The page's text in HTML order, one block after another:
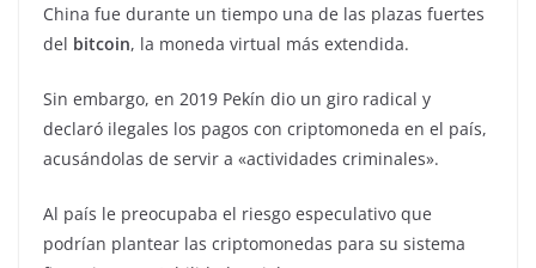
China fue durante un tiempo una de las plazas fuertes
del bitcoin, la moneda virtual más extendida.
Sin embargo, en 2019 Pekín dio un giro radical y
declaró ilegales los pagos con criptomoneda en el país,
acusándolas de servir a «actividades criminales».
Al país le preocupaba el riesgo especulativo que
podrían plantear las criptomonedas para su sistema